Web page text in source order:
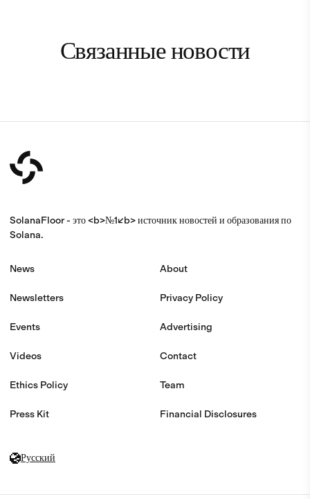
Связанные новости
SolanaFloor - это <b>№1</b> источник новостей и образования по
Solana.
News
Newsletters
Events
Videos
Ethics Policy
Press Kit
About
Privacy Policy
Advertising
Contact
Team
Financial Disclosures
Русский